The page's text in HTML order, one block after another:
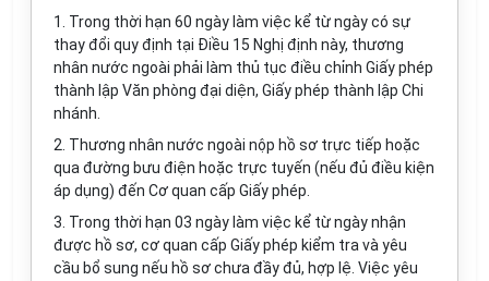
1. Trong thời hạn 60 ngày làm việc kể từ ngày có sự
thay đổi quy định tại Điều 15 Nghị định này, thương
nhân nước ngoài phải làm thủ tục điều chỉnh Giấy phép
thành lập Văn phòng đại diện, Giấy phép thành lập Chi
nhánh.
2. Thương nhân nước ngoài nộp hồ sơ trực tiếp hoặc
qua đường bưu điện hoặc trực tuyến (nếu đủ điều kiện
áp dụng) đến Cơ quan cấp Giấy phép.
3. Trong thời hạn 03 ngày làm việc kể từ ngày nhận
được hồ sơ, cơ quan cấp Giấy phép kiểm tra và yêu
cầu bổ sung nếu hồ sơ chưa đầy đủ, hợp lệ. Việc yêu